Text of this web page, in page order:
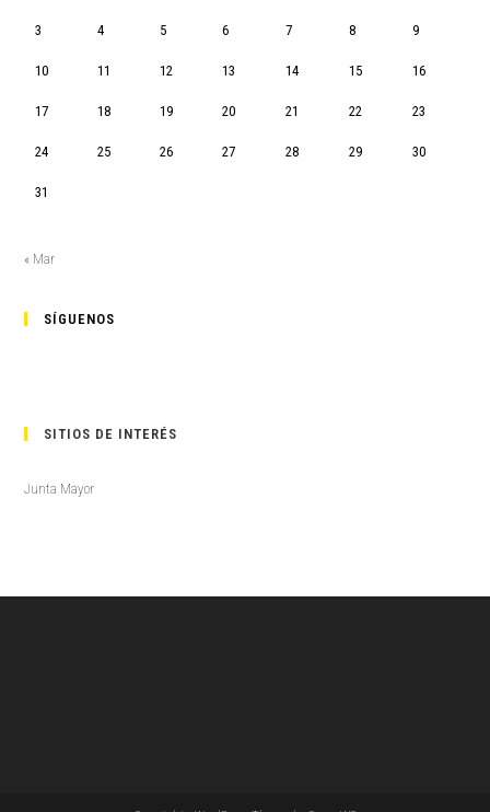
3 4 5 6 7 8 9
10 11 12 13 14 15 16
17 18 19 20 21 22 23
24 25 26 27 28 29 30
31
« Mar
SÍGUENOS
SITIOS DE INTERÉS
Junta Mayor